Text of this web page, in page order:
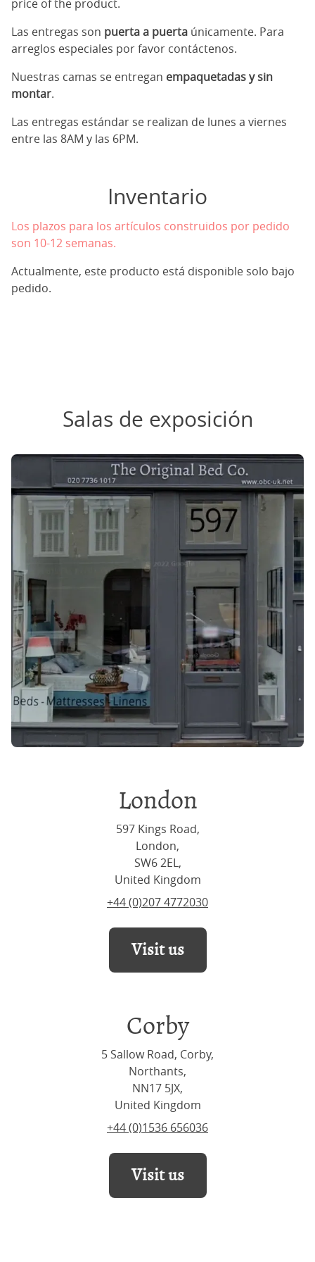
price of the product.
Las entregas son puerta a puerta únicamente. Para
arreglos especiales por favor contáctenos.
Nuestras camas se entregan empaquetadas y sin
montar.
Las entregas estándar se realizan de lunes a viernes
entre las 8AM y las 6PM.
Inventario
Los plazos para los artículos construidos por pedido
son 10-12 semanas.
Actualmente, este producto está disponible solo bajo
pedido.
Salas de exposición
London
597 Kings Road,
London,
SW6 2EL,
United Kingdom
+44 (0)207 4772030
Visit us
Corby
5 Sallow Road, Corby,
Northants,
NN17 5JX,
United Kingdom
+44 (0)1536 656036
Visit us